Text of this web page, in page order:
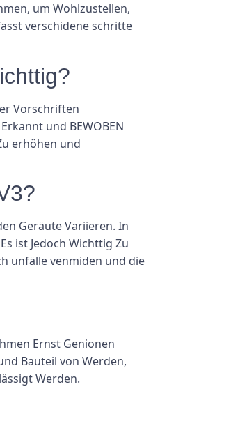
um Wohlzustellen,
verschidene schritte
Vorschriften
und BEWOBEN
erhöhen und
Geräute Variieren. In
ist Jedoch Wichttig Zu
unfälle venmiden und die
Ernst Genionen
Bauteil von Werden,
Werden.